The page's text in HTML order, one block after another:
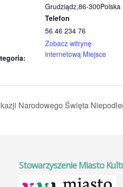
Grudziądz,86-300Polska
Telefon
56 46 234 76
Zobacz witrynę
internetową Miejsce
Narodowego Święta
Stowarzyszenie Miasto